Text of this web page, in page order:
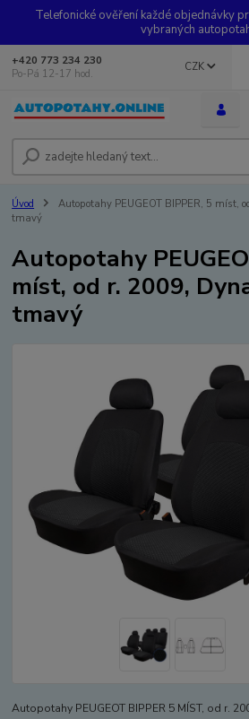
Telefonické ověření každé objednávky
vybraných
CZK
+420 773 234 230
Po-Pá 12-17 hod.
Úvod
Autopotahy PEUGEOT BIPPER, 5 míst,
tmavý
Autopotahy
míst, od r. 2009,
tmavý
Autopotahy PEUGEOT BIPPER 5 MÍST, od r.